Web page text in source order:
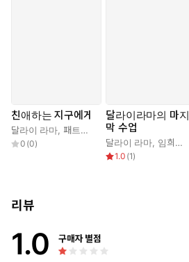
친애하는 지구에게
달라이 라마 패트릭 맥도넬 ,정윤희
0 (0)
달라이라마의 마지
막 수업
달라이 라마 임희근
1.0 (1)
리뷰
1.0 구매자 별점